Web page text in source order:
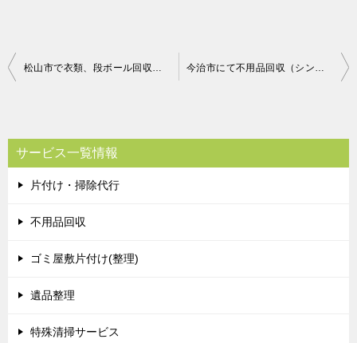
投
ビ
ゲ
ー
シ
松山市で衣類、段ボール回収のご依頼 お客様の声 今治市にて不用品回収（シングルマットレス、ソファー、家庭ゴミ）ご依頼の匿名希望様の声
サービス一覧情報
片付け・掃除代行
不用品回収
ゴミ屋敷片付け(整理)
遺品整理
特殊清掃サービス